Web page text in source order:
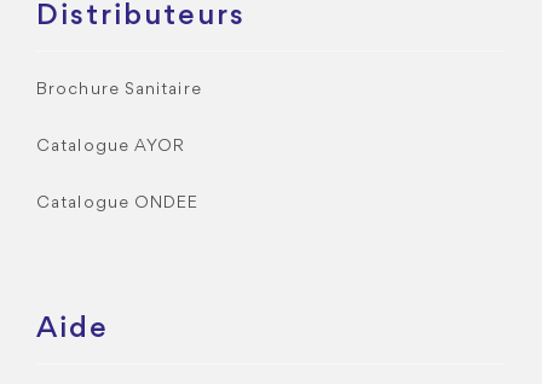
Distributeurs
Brochure Sanitaire
Catalogue AYOR
Catalogue ONDEE
Aide